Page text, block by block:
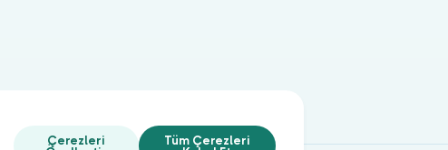
Çerezleri
Tüm Çerezleri